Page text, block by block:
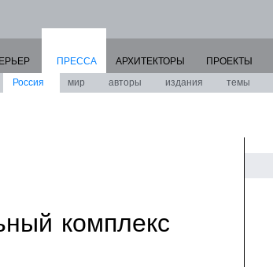
ПРЕССА
Россия мир авторы издания темы
АРХИТЕКТОРЫ ПРОЕКТЫ
комплекс